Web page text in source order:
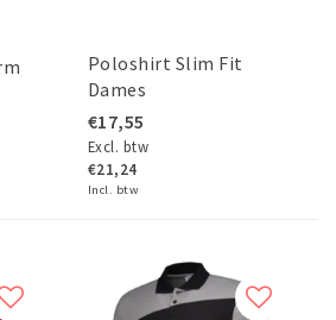
Poloshirt Slim Fit
Dames
€17,55
Excl. btw
€21,24
Incl. btw